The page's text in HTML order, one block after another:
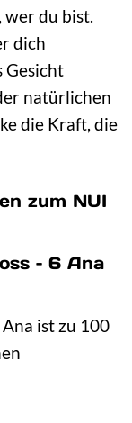
wer du bist.
dich
Gesicht
natürlichen
die Kraft, die
zum NUI
– 6 Ana
ist zu 100